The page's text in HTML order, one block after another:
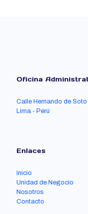
Oficina
Calle Hernando de
Lima - Perú
Enlaces
Inicio
Unidad de Negocio
Nosotros
Contacto